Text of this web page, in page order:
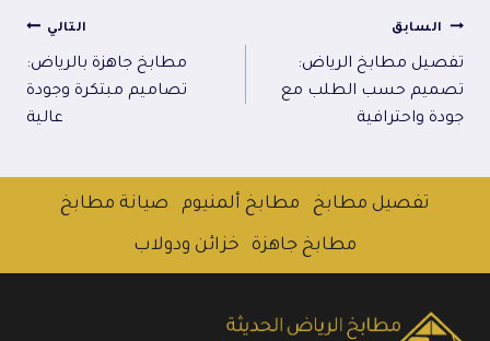
تصفّح
المقالات
السابق
تفصيل مطابخ الرياض:
تصميم حسب الطلب مع
جودة واحترافية
التالي
مطابخ جاهزة بالرياض:
تصاميم مبتكرة وجودة
عالية
تفصيل مطابخ مطابخ ألمنيوم صيانة مطابخ
مطابخ جاهزة خزائن ودولاب